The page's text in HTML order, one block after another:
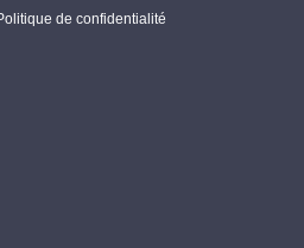
de confidentialité